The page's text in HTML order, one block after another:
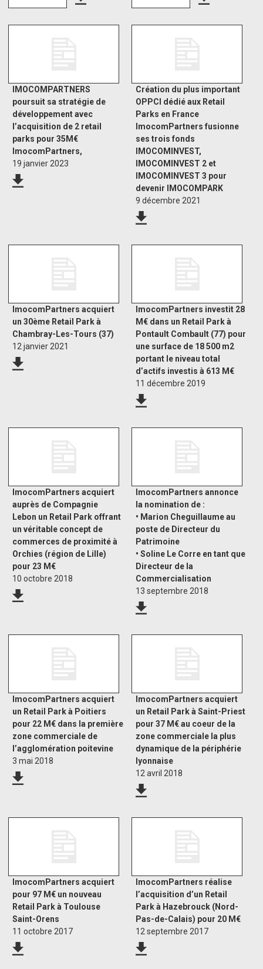
IMOCOMPARTNERS
poursuit sa stratégie de
développement avec
l’acquisition de 2 retail
parks pour 35M€
ImocomPartners,
19 janvier 2023
Création du plus important
OPPCI dédié aux Retail
Parks en France
ImocomPartners fusionne
ses trois fonds
IMOCOMINVEST,
IMOCOMINVEST 2 et
IMOCOMINVEST 3 pour
devenir IMOCOMPARK
9 décembre 2021
ImocomPartners acquiert
un 30ème Retail Park à
Chambray-Les-Tours (37)
12 janvier 2021
ImocomPartners investit 28
M€ dans un Retail Park à
Pontault Combault (77) pour
une surface de 18 500 m2
portant le niveau total
d’actifs investis à 613 M€
11 décembre 2019
ImocomPartners acquiert
auprès de Compagnie
Lebon un Retail Park offrant
un véritable concept de
commerces de proximité à
Orchies (région de Lille)
pour 23 M€
10 octobre 2018
ImocomPartners annonce
la nomination de :
• Marion Cheguillaume au
poste de Directeur du
Patrimoine
• Soline Le Corre en tant que
Directeur de la
Commercialisation
13 septembre 2018
ImocomPartners acquiert
un Retail Park à Poitiers
pour 22 M€ dans la première
zone commerciale de
l’agglomération poitevine
3 mai 2018
ImocomPartners acquiert
un Retail Park à Saint-Priest
pour 37 M€ au coeur de la
zone commerciale la plus
dynamique de la périphérie
lyonnaise
12 avril 2018
ImocomPartners acquiert
pour 97 M€ un nouveau
Retail Park à Toulouse
Saint-Orens
11 octobre 2017
ImocomPartners réalise
l’acquisition d’un Retail
Park à Hazebrouck (Nord-
Pas-de-Calais) pour 20 M€
12 septembre 2017